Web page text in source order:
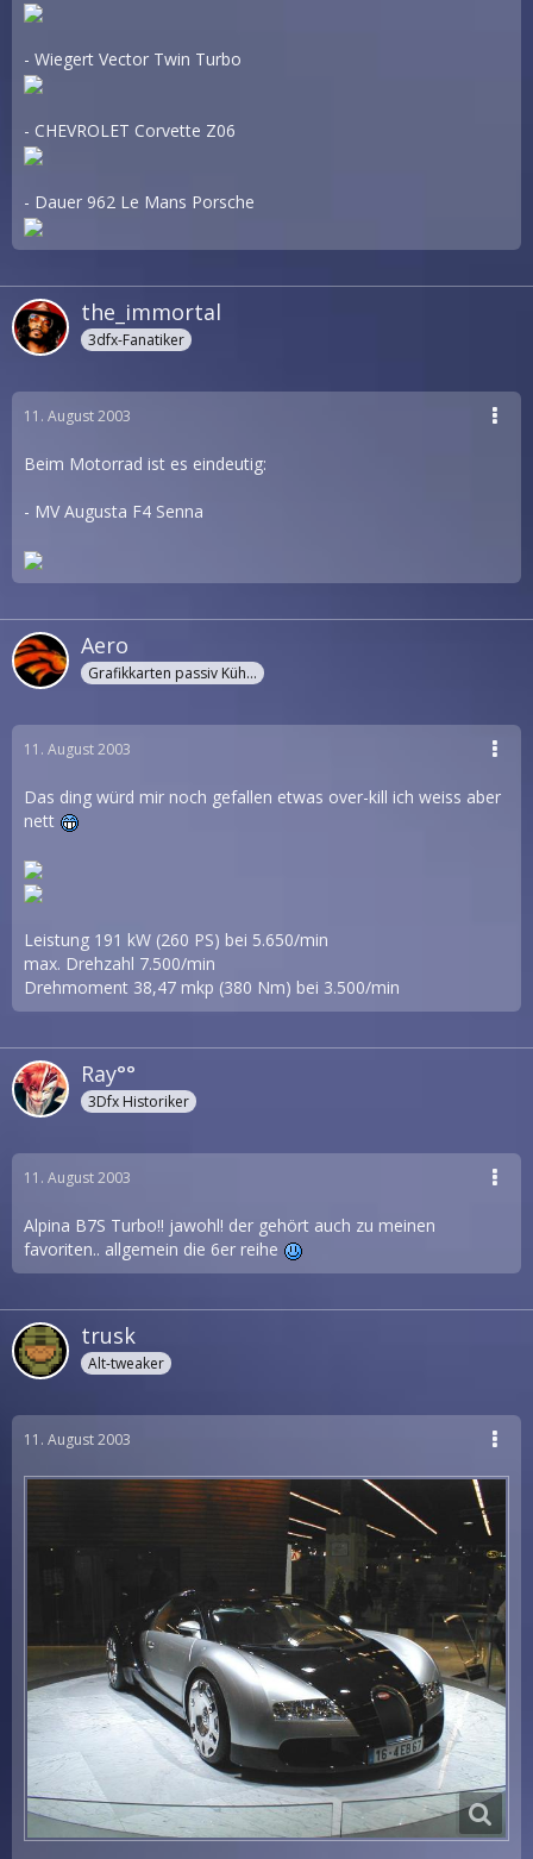
- Wiegert Vector Twin Turbo
- CHEVROLET Corvette Z06
- Dauer 962 Le Mans Porsche
the_immortal
3dfx-Fanatiker
11. August 2003
Beim Motorrad ist es eindeutig:
- MV Augusta F4 Senna
Aero
Grafikkarten passiv Kühler
11. August 2003
Das ding würd mir noch gefallen etwas over-kill ich weiss aber
nett
Leistung 191 kW (260 PS) bei 5.650/min
max. Drehzahl 7.500/min
Drehmoment 38,47 mkp (380 Nm) bei 3.500/min
Ray°°
3Dfx Historiker
11. August 2003
Alpina B7S Turbo!! jawohl! der gehört auch zu meinen
favoriten.. allgemein die 6er reihe
trusk
Alt-tweaker
11. August 2003